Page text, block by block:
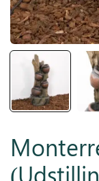
Inspiration
Galleri
Kundeservice